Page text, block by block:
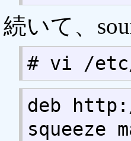
続いて、
# vi /
deb
squeeze